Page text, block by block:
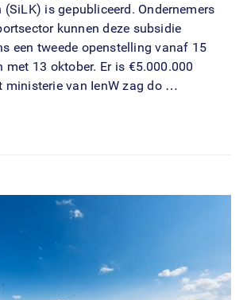
(SiLK) is gepubliceerd. Ondernemers
kunnen deze subsidie
een tweede openstelling vanaf 15
met 13 oktober. Er is €5.000.000
ministerie van IenW zag do …